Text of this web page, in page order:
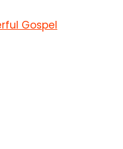
Gospel